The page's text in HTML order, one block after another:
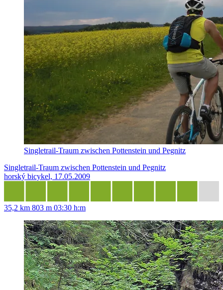
Singletrail-Traum zwischen Pottenstein und Pegnitz
Singletrail-Traum zwischen Pottenstein und Pegnitz
horský bicykel, 17.05.2009
35,2 km 803 m 03:30 h:m